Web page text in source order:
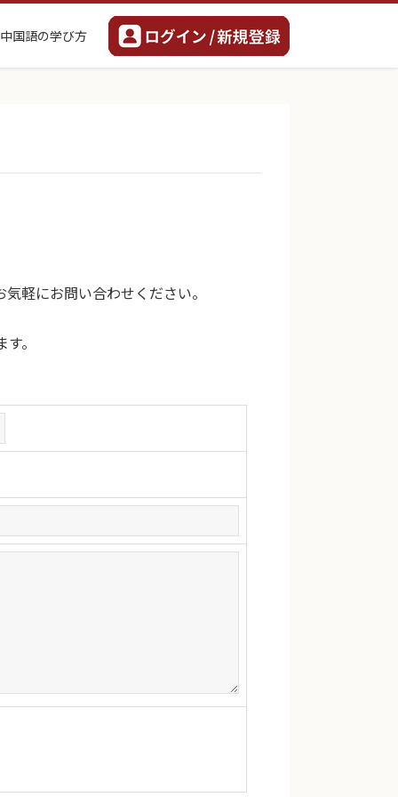
中国語の学び方
軽にお問い合わせください。
。